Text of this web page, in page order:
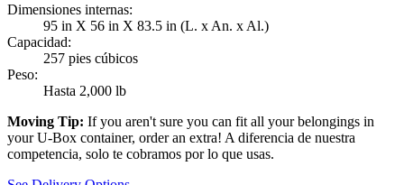
Dimensiones internas:
95 in X 56 in X 83.5 in (L. x An. x Al.)
Capacidad:
257 pies cúbicos
Peso:
Hasta 2,000 lb
Moving Tip: If you aren't sure you can fit all your belongings in
yourU-Box container, order an extra! A diferencia de nuestra
competencia, solo te cobramos por lo que usas.